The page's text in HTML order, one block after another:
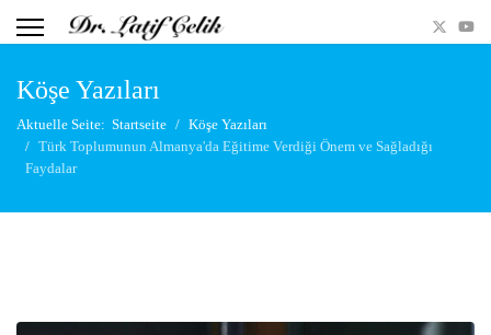
Köşe Yazıları
Aktuelle Seite: Startseite
Köşe Yazıları
Türk Toplumunun Almanya'da Eğitime Verdiği Önem ve Sağladığı
Faydalar